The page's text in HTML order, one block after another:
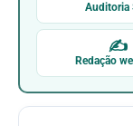
Auditoria
✍
Redação